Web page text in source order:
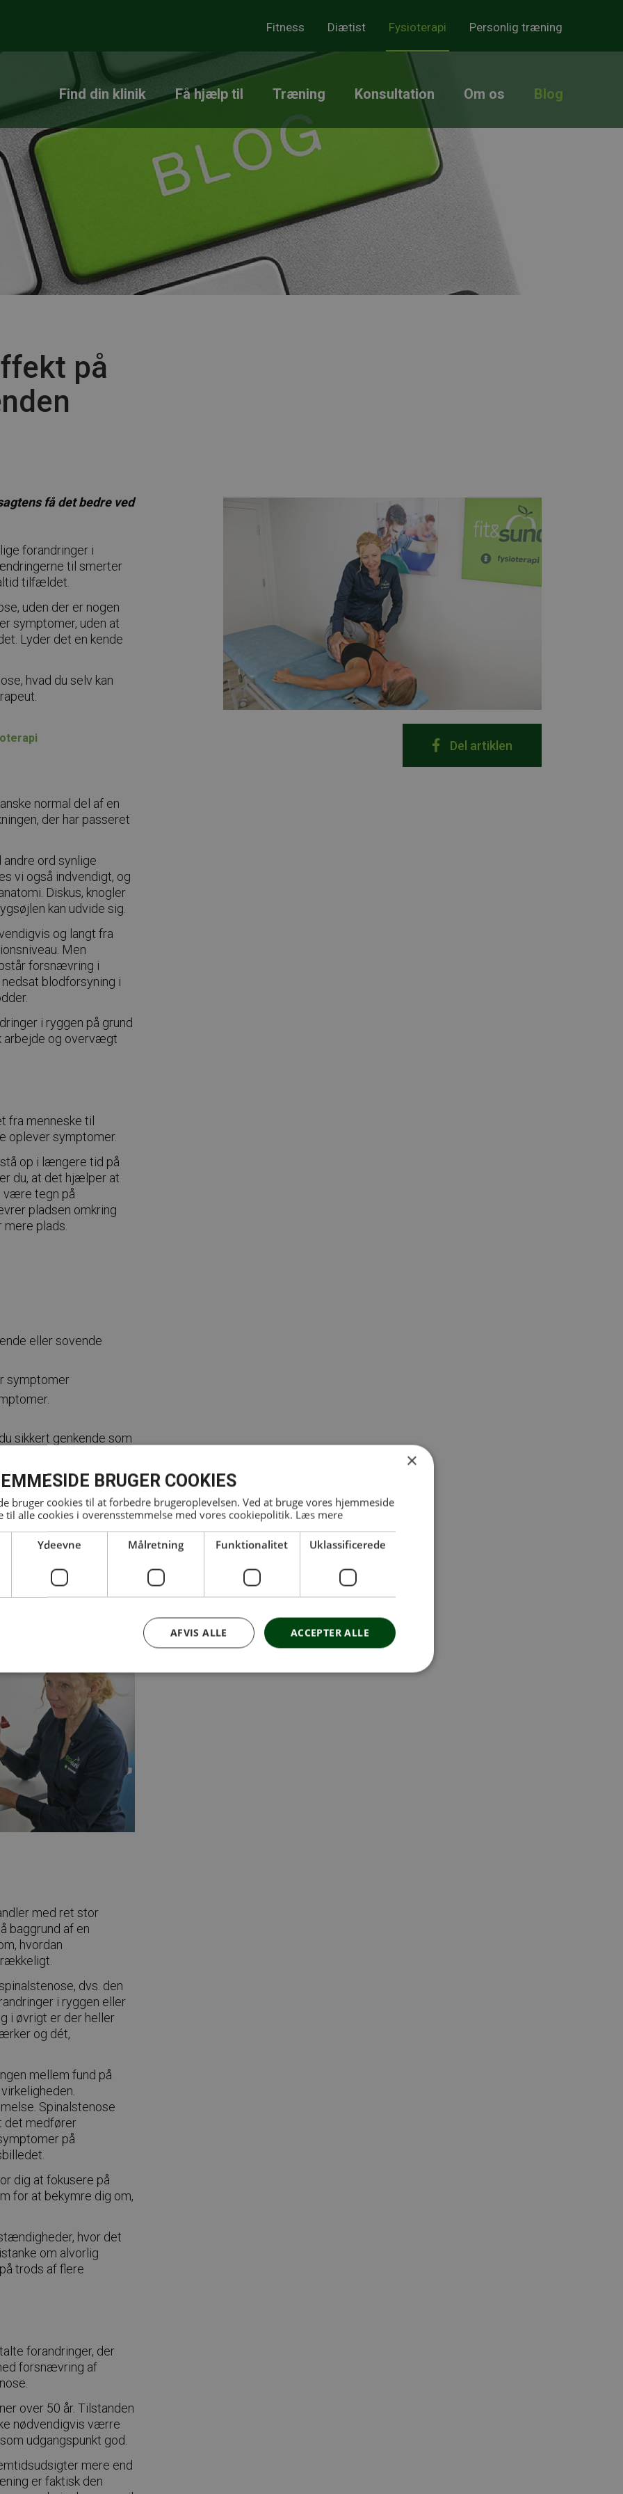
Fitness Diætist Fysioterapi Personlig træning
Find din klinik Få hjælp til Træning Konsultation Om os Blog
på
få det bedre ved
forandringer i
til smerter
tilfældet.
uden der er nogen
symptomer, uden at
Lyder det en kende
hvad du selv kan
normal del af en
der har passeret
andre ord synlige
vi også indvendigt, og
Diskus, knogler
kan udvide sig.
og langt fra
Men
forsnævring i
blodforsyning i
i ryggen på grund
arbejde og overvægt
fra menneske til
oplever symptomer.
op i længere tid på
du, at det hjælper at
være tegn på
pladsen omkring
plads.
eller sovende
symptomer
sikkert genkende som
Derfor kan det
Iskiassmerter
er blot en
klogere på
med ret stor
baggrund af en
hvordan
dvs. den
i ryggen eller
i øvrigt er der heller
og dét,
mellem fund på
Spinalstenose
det medfører
på
dig at fokusere på
for at bekymre dig om,
hvor det
om alvorlig
trods af flere
forandringer, der
forsnævring af
over 50 år. Tilstanden
nødvendigvis værre
udgangspunkt god.
mere end
er faktisk den
Del artiklen
×
BRUGER COOKIES
bruger cookies til at forbedre brugeroplevelsen. Ved at bruge vores hjemmeside
til alle cookies i overensstemmelse med vores cookiepolitik. Læs mere
Ydeevne Målretning Funktionalitet Uklassificerede
ACCEPTER ALLE
AFVIS ALLE